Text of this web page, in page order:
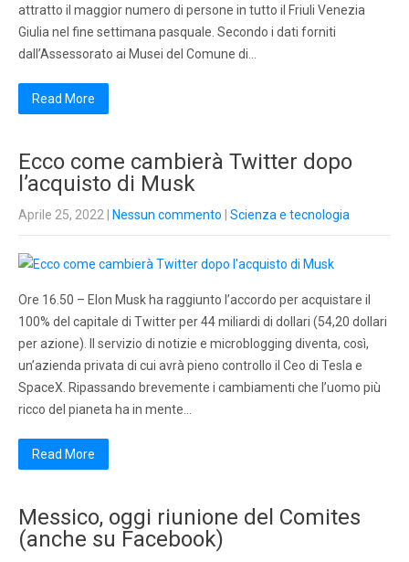
attratto il maggior numero di persone in tutto il Friuli Venezia
Giulia nel fine settimana pasquale. Secondo i dati forniti
dall’Assessorato ai Musei del Comune di…
Read More
Ecco come cambierà Twitter dopo
l’acquisto di Musk
Aprile 25, 2022 Nessun commento Scienza e tecnologia
Ore 16.50 – Elon Musk ha raggiunto l’accordo per acquistare il
100% del capitale di Twitter per 44 miliardi di dollari (54,20 dollari
per azione). Il servizio di notizie e microblogging diventa, così,
un’azienda privata di cui avrà pieno controllo il Ceo di Tesla e
SpaceX. Ripassando brevemente i cambiamenti che l’uomo più
ricco del pianeta ha in mente…
Read More
Messico, oggi riunione del Comites
(anche su Facebook)